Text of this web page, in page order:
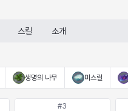
스킬 소개
생명의 나무 미스릴
#3